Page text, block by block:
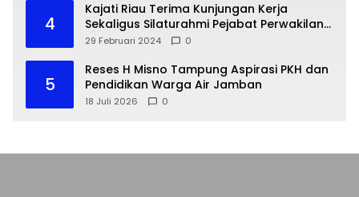
4
Kajati Riau Terima Kunjungan Kerja
Sekaligus Silaturahmi Pejabat Perwakilan
Bank Indonesia Provinsi Riau
29 Februari 2024 0
5
Reses H Misno Tampung Aspirasi PKH dan
Pendidikan Warga Air Jamban
18 Juli 2026 0